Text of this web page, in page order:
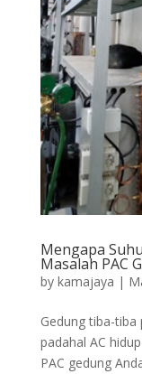
Mengapa
Masalah PAC
by kamajaya |
Gedung tiba-tiba
padahal AC
PAC gedung